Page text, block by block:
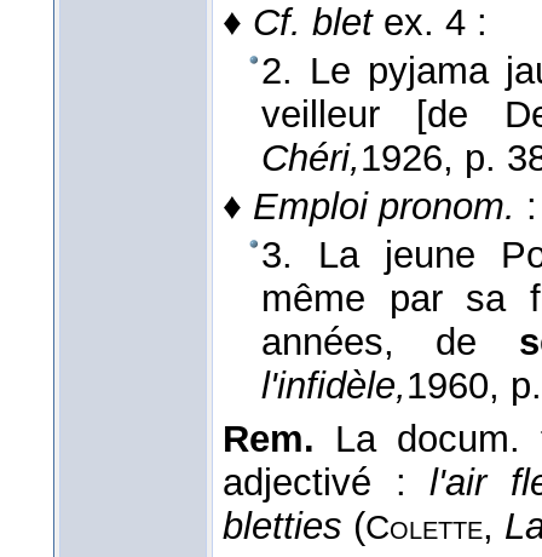
♦ Cf. bletex. 4 :
2. Le pyjama
veilleur [de
Chéri,1926, p.
♦ Emploi pronom. :
3. La jeune
même par sa
années, de
l'infidèle,1960,
Rem. La docum.
adjectivé :l'air
bletties (Colette,